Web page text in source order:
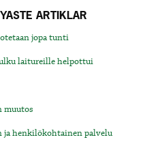
ARTIKLAR
jopa tunti
laitureille helpottui
muutos
ja henkilökohtainen palvelu